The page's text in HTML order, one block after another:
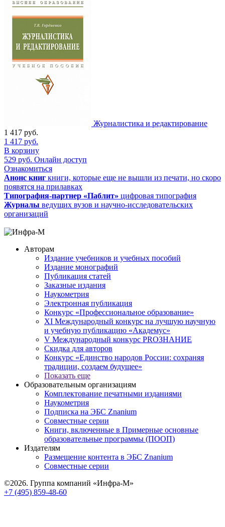
Журналистика и редактирование
1 417 руб.
1 417 руб.
В корзину
529 руб. Онлайн доступ
Ознакомиться
Анонс книг книги, которые еще не вышли из печати, но скоро
появятся на прилавках
Типография-партнер «Паблит» цифровая типография
Журналы ведущих вузов и научно-исследовательских
организаций
Авторам
Издание учебников и учебных пособий
Издание монографий
Публикация статей
Заказные издания
Наукометрия
Электронная публикация
Конкурс «Профессиональное образование»
XI Международный конкурс на лучшую научную
и учебную публикацию «Академус»
V Международный конкурс PROЗНАНИЕ
Скидка для авторов
Конкурс «Единство народов России: сохраняя
традиции, создаем будущее»
Показать еще
Образовательным организациям
Комплектование печатными изданиями
Наукометрия
Подписка на ЭБС Znanium
Совместные серии
Книги, включенные в Примерные основные
образовательные программы (ПООП)
Издателям
Размещение контента в ЭБС Znanium
Совместные серии
©2026. Группа компаний «Инфра-М»
+7 (495) 859-48-60